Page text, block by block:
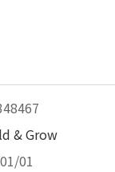
& Grow
01